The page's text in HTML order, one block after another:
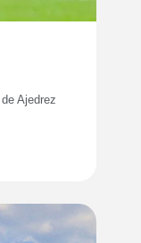
Ajedrez